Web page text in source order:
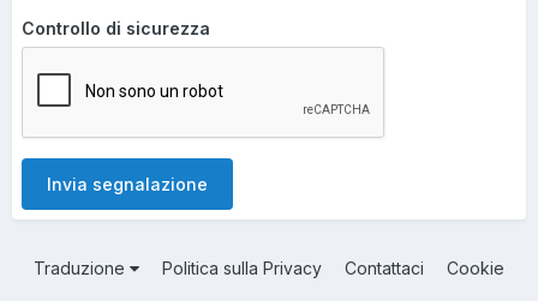
Controllo di sicurezza
Invia segnalazione
Traduzione Politica sulla Privacy Contattaci Cookie